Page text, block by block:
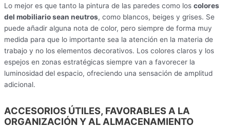
Lo mejor es que tanto la pintura de las paredes como los colores
del mobiliario sean neutros, como blancos, beiges y grises. Se
puede añadir alguna nota de color, pero siempre de forma muy
medida para que lo importante sea la atención en la materia de
trabajo y no los elementos decorativos. Los colores claros y los
espejos en zonas estratégicas siempre van a favorecer la
luminosidad del espacio, ofreciendo una sensación de amplitud
adicional.
ACCESORIOS ÚTILES, FAVORABLES A LA
ORGANIZACIÓN Y AL ALMACENAMIENTO